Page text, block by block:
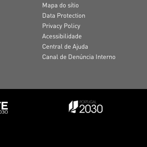
Mapa do sítio
Data Protection
Privacy Policy
Acessibilidade
Central de Ajuda
Canal de Denúncia Interno